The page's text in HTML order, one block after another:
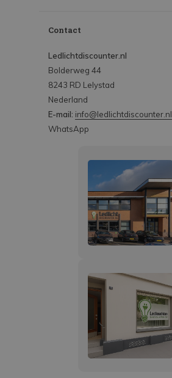
Contact
Ledlichtdiscounter.nl
Bolderweg 44
8243 RD Lelystad
Nederland
E-mail: info@ledlichtdiscounter.nl
WhatsApp